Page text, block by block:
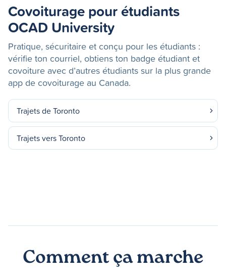
Covoiturage pour étudiants
OCAD University
Pratique, sécuritaire et conçu pour les étudiants :
vérifie ton courriel, obtiens ton badge étudiant et
covoiture avec d’autres étudiants sur la plus grande
app de covoiturage au Canada.
Trajets de Toronto
Trajets vers Toronto
Comment ça marche